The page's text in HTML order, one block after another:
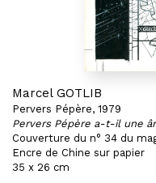
Marcel GOTLIB
Pervers Pépère, 1979
Pervers Pépère a-t-il une
Couverture du n° 34 du
Encre de Chine sur papier
35 x 26 cm